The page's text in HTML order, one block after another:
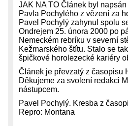
JAK NA TO Článek byl
Pavla Pochylého z vězení za
Pavel Pochylý zahynul spolu
Ondrejem 25. února 2000 po
Nemeckém rebríku v severní
Kežmarského štítu. Stalo se
špičkové horolezecké kariéry
Článek je převzatý z časopisu
Děkujeme za svolení redakci
nástupcem.
Pavel Pochylý. Kresba z
Repro: Montana